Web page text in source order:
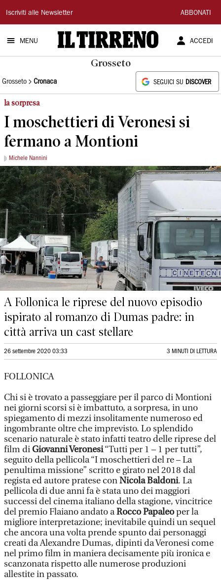
Il
Tirreno
Iscriviti alle Newsletter ABBONATI
MENU ACCEDI
Grosseto
Grosseto Cronaca SEGUICI SU DISCOVER
la sorpresa
I moschettieri di Veronesi si
fermano a Montioni
Michele Nannini
A Follonica le riprese del nuovo episodio
ispirato al romanzo di Dumas padre: in
città arriva un cast stellare
26 settembre 2020 03:33 3 MINUTI DI LETTURA
FOLLONICA
Chi si è trovato a passeggiare per il parco di Montioni
nei giorni scorsi si è imbattuto, a sorpresa, in uno
spiegamento di mezzi insolitamente numeroso ed
ingombrante oltre che imprevisto. Lo splendido
scenario naturale è stato infatti teatro delle riprese del
film diGiovanni Veronesi“Tutti per 1 – 1 per tutti”,
seguito della pellicola “I moschettieri del re – La
penultima missione” scritto e girato nel 2018 dal
regista ed autore pratese conNicola Baldoni. La
pellicola di due anni fa è stata uno dei maggiori
successi del cinema italiano della stagione, vincitrice
del premio Flaiano andato aRocco Papaleoper la
migliore interpretazione; inevitabile quindi un sequel
che ancora una volta prende spunto dai personaggi
creati da Alexandre Dumas, dipinti da Veronesi come
nel primo film in maniera decisamente più ironica e
scanzonata rispetto alle numerose produzioni
allestite in passato.